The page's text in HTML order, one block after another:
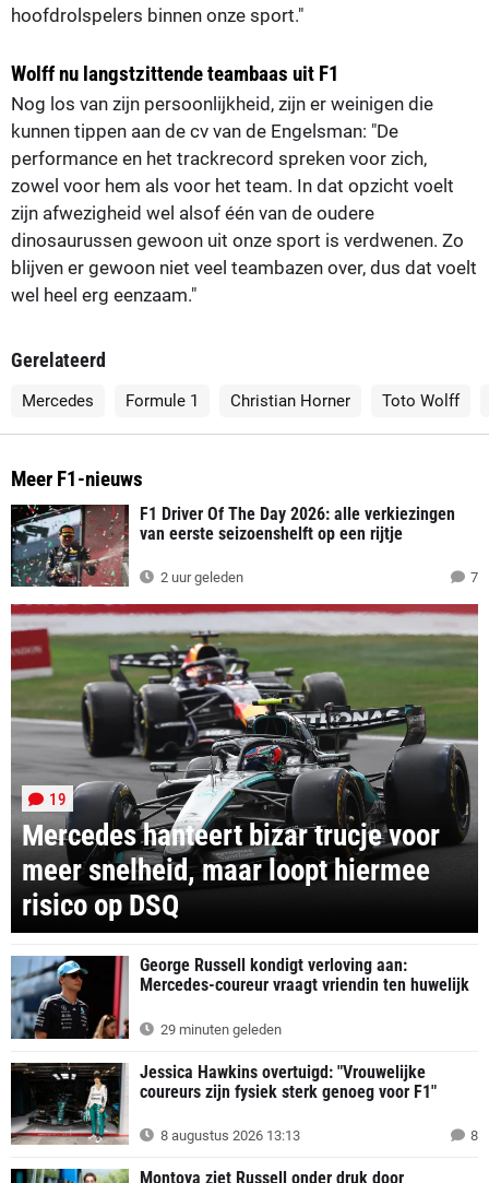
hoofdrolspelers binnen onze sport."
Wolff nu langstzittende teambaas uit F1
Nog los van zijn persoonlijkheid, zijn er weinigen die
kunnen tippen aan de cv van de Engelsman: "De
performance en het trackrecord spreken voor zich,
zowel voor hem als voor het team. In dat opzicht voelt
zijn afwezigheid wel alsof één van de oudere
dinosaurussen gewoon uit onze sport is verdwenen. Zo
blijven er gewoon niet veel teambazen over, dus dat voelt
wel heel erg eenzaam."
Gerelateerd
Mercedes Formule 1 Christian Horner Toto Wolff
Meer F1-nieuws
F1 Driver Of The Day 2026: alle verkiezingen
van eerste seizoenshelft op een rijtje
2 uur geleden 7
Mercedes hanteert bizar trucje voor
meer snelheid, maar loopt hiermee
risico op DSQ
19
George Russell kondigt verloving aan:
Mercedes-coureur vraagt vriendin ten huwelijk
29 minuten geleden
Jessica Hawkins overtuigd: "Vrouwelijke
coureurs zijn fysiek sterk genoeg voor F1"
8 augustus 2026 13:13 8
Montoya ziet Russell onder druk door